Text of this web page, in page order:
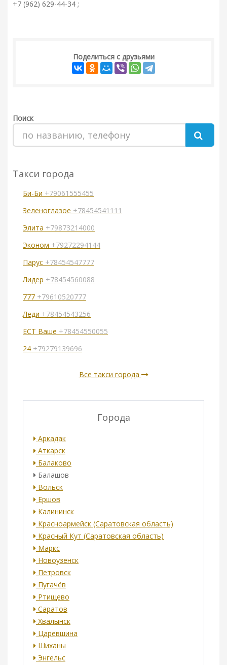
+7 (962) 629-44-34 ;
Поделиться с друзьями
Поиск
Такси города
Би-Би +79061555455
Зеленоглазое +78454541111
Элита +79873214000
Эконом +79272294144
Парус +78454547777
Лидер +78454560088
777 +79610520777
Леди +78454543256
ECТ Ваше +78454550055
24 +79279139696
Все такси города
Города
Аркадак
Аткарск
Балаково
Балашов
Вольск
Ершов
Калининск
Красноармейск (Саратовская область)
Красный Кут (Саратовская область)
Маркс
Новоузенск
Петровск
Пугачёв
Ртищево
Саратов
Хвалынск
Царевшина
Шиханы
Энгельс